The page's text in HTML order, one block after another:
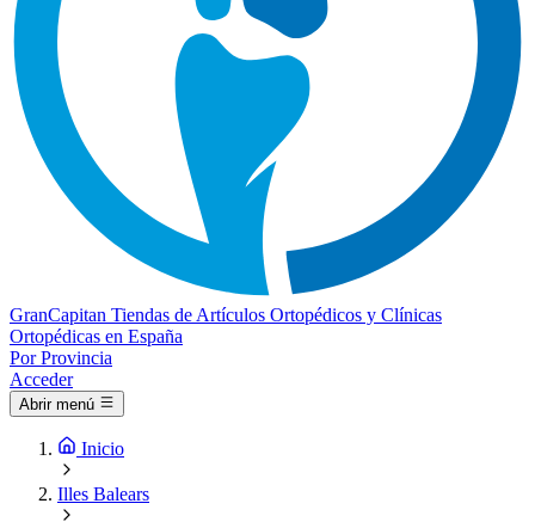
GranCapitan Tiendas de Artículos Ortopédicos y Clínicas
Ortopédicas en España
Por Provincia
Acceder
Abrir menú
Inicio
Illes Balears